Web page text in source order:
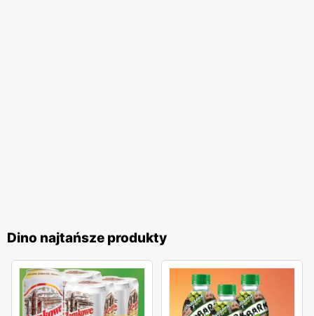
Dino najtańsze produkty